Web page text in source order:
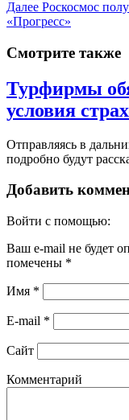
Далее Роскосмос
«Прогресс»
Смотрите также
Турфирмы
условия
Отправляясь в
подробно будут
Добавить
Войти с помощью:
Ваш e-mail не будет
помечены *
Имя *
E-mail *
Сайт
Комментарий